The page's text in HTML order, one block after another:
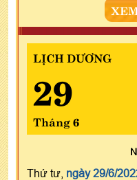
LỊCH DƯƠNG
29
Tháng 6
Thứ tư, ngày 29/6/